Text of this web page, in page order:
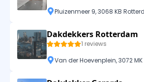
Pluizenmeer 9, 3068 KB
Dakdekkers Rotterdam
1 reviews
Van der Hoevenplein, 3072